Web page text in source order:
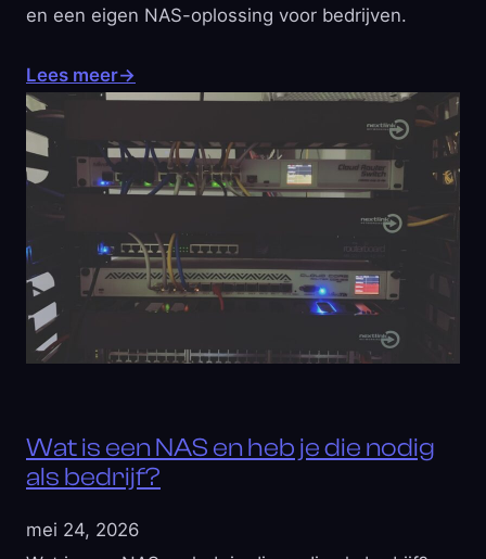
en een eigen NAS-oplossing voor bedrijven.
Lees meer→
Wat is een NAS en heb je die nodig
als bedrijf?
mei 24, 2026